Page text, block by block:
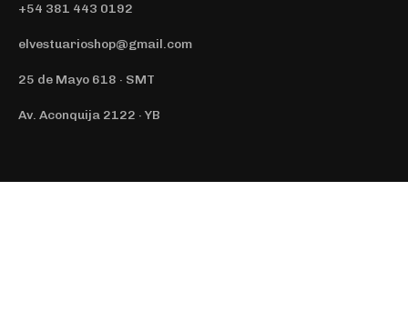
+54 381 443 0192
elvestuarioshop@gmail.com
25 de Mayo 618 · SMT
Av. Aconquija 2122 · YB